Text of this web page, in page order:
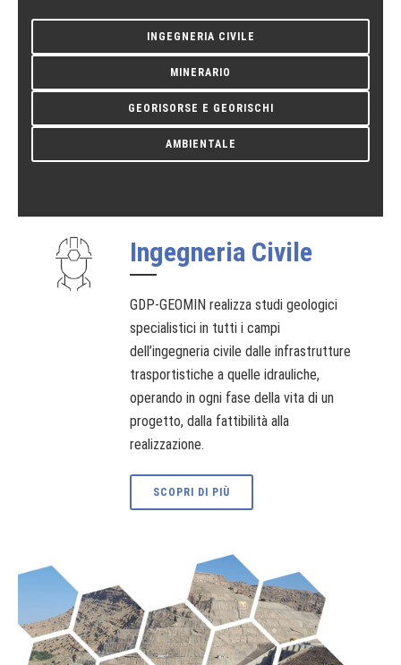
INGEGNERIA CIVILE
MINERARIO
GEORISORSE E GEORISCHI
AMBIENTALE
Ingegneria Civile
GDP-GEOMIN realizza studi geologici
specialistici in tutti i campi
dell’ingegneria civile dalle infrastrutture
trasportistiche a quelle idrauliche,
operando in ogni fase della vita di un
progetto, dalla fattibilità alla
realizzazione.
SCOPRI DI PIÙ